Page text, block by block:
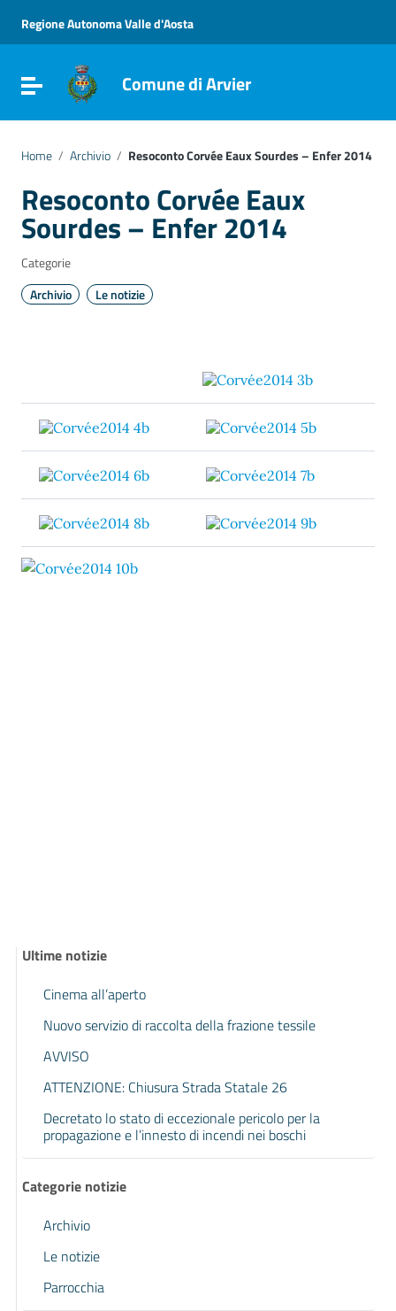
Vai al menu di navigazione
Vai al footer
Regione Autonoma Valle d'Aosta
Attiva / disattiva la navigazione
Comune di Arvier
Home / Archivio / Resoconto Corvée Eaux Sourdes – Enfer 2014
Resoconto Corvée Eaux
Sourdes – Enfer 2014
Categorie
Archivio
Le notizie
Ultime notizie
Cinema all’aperto
Nuovo servizio di raccolta della frazione tessile
AVVISO
ATTENZIONE: Chiusura Strada Statale 26
Decretato lo stato di eccezionale pericolo per la
propagazione e l’innesto di incendi nei boschi
Categorie notizie
Archivio
Le notizie
Parrocchia